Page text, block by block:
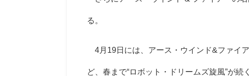
る。
4月19日には、アース・ウインド&ファイ
ど、春まで“ロボット・ドリームズ旋風”が